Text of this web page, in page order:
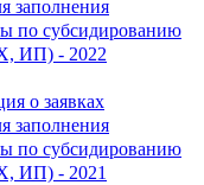
заполнения
по субсидированию
ИП) - 2022
о заявках
заполнения
по субсидированию
ИП) - 2021